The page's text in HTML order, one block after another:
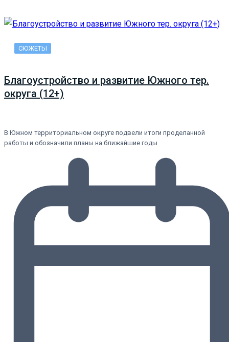
СЮЖЕТЫ
Благоустройство и развитие Южного тер.
округа (12+)
В Южном территориальном округе подвели итоги проделанной
работы и обозначили планы на ближайшие годы